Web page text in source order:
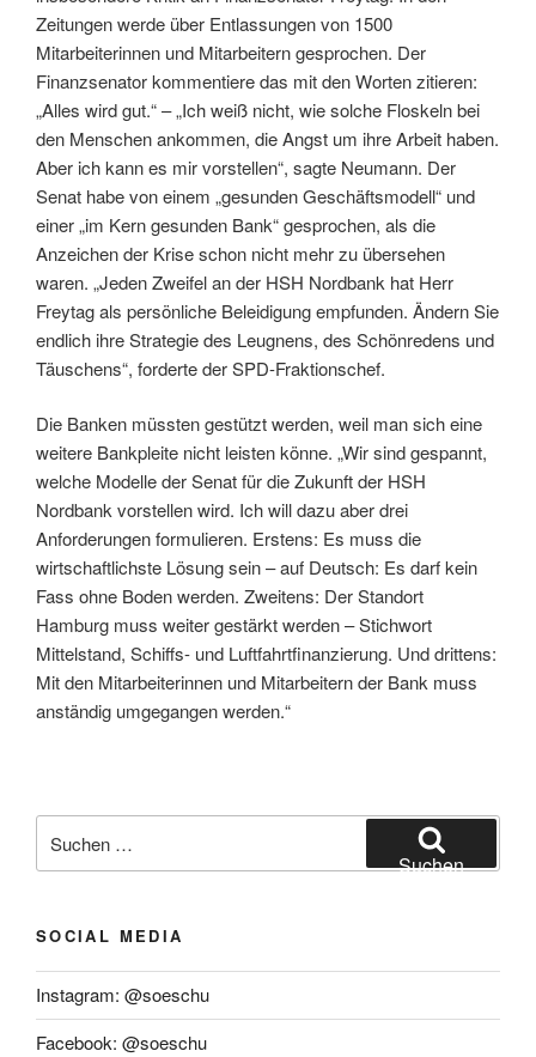
Zeitungen werde über Entlassungen von 1500
Mitarbeiterinnen und Mitarbeitern gesprochen. Der
Finanzsenator kommentiere das mit den Worten zitieren:
„Alles wird gut.“ – „Ich weiß nicht, wie solche Floskeln bei
den Menschen ankommen, die Angst um ihre Arbeit haben.
Aber ich kann es mir vorstellen“, sagte Neumann. Der
Senat habe von einem „gesunden Geschäftsmodell“ und
einer „im Kern gesunden Bank“ gesprochen, als die
Anzeichen der Krise schon nicht mehr zu übersehen
waren. „Jeden Zweifel an der HSH Nordbank hat Herr
Freytag als persönliche Beleidigung empfunden. Ändern Sie
endlich ihre Strategie des Leugnens, des Schönredens und
Täuschens“, forderte der SPD-Fraktionschef.
Die Banken müssten gestützt werden, weil man sich eine
weitere Bankpleite nicht leisten könne. „Wir sind gespannt,
welche Modelle der Senat für die Zukunft der HSH
Nordbank vorstellen wird. Ich will dazu aber drei
Anforderungen formulieren. Erstens: Es muss die
wirtschaftlichste Lösung sein – auf Deutsch: Es darf kein
Fass ohne Boden werden. Zweitens: Der Standort
Hamburg muss weiter gestärkt werden – Stichwort
Mittelstand, Schiffs- und Luftfahrtfinanzierung. Und drittens:
Mit den Mitarbeiterinnen und Mitarbeitern der Bank muss
anständig umgegangen werden.“
nach:
Suchen
SOCIAL MEDIA
Instagram: @soeschu
Facebook: @soeschu